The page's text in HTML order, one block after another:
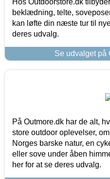
beklædning, telte,
kan løfte din næste tur til
deres udvalg.
Se udvalget på
På Outmore.dk har de alt,
store outdoor oplevelser,
Norges barske natur, en
eller sove under åben
her for at se deres udvalg.